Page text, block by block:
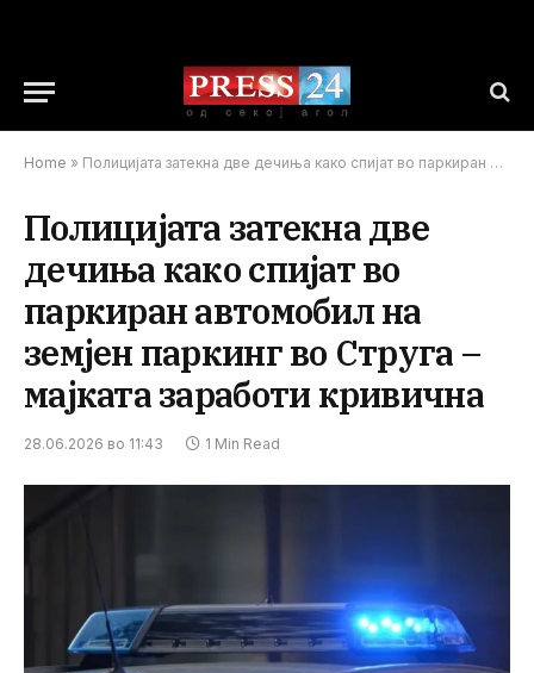
Home » Полицијата затекна две дечиња како спијат во паркиран автомобил на земјен паркинг во Струга – мајката заработи кривична
Полицијата затекна две
дечиња како спијат во
паркиран автомобил на
земјен паркинг во Струга –
мајката заработи кривична
28.06.2026 во 11:43 1 Min Read